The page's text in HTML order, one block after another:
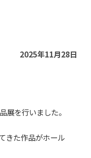
2025年11月28日
展を行いました。
きた作品がホール